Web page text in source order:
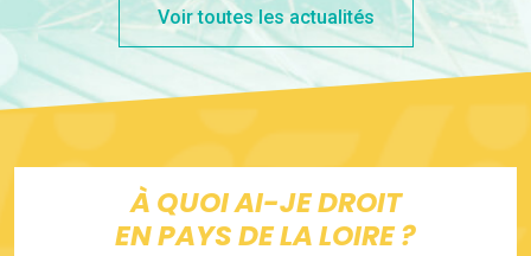
Voir toutes les actualités
À QUOI AI-JE DROIT
EN PAYS DE LA LOIRE ?